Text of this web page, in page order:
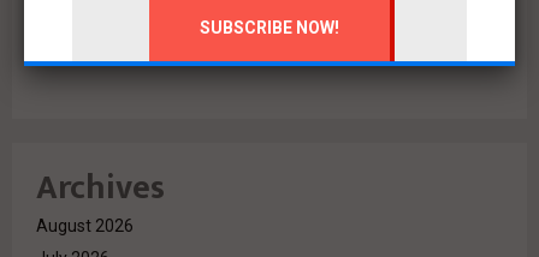
البنك الأهلي المصري وإدارة أمناء الاستثمار يتعاقدان مع رامتان
للتطوير العقاري لطرح وحدات جاهزة بالعاصمة الإدارية
Archives
August 2026